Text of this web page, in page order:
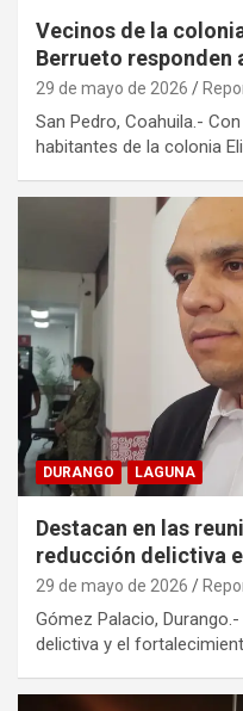
Vecinos de la
Berrueto responden
29 de mayo de 2026
San Pedro, Coahuila.-
habitantes de la colonia
DURANGO LAGUNA
Destacan en las
reducción delictiva
29 de mayo de 2026
Gómez Palacio,
delictiva y el